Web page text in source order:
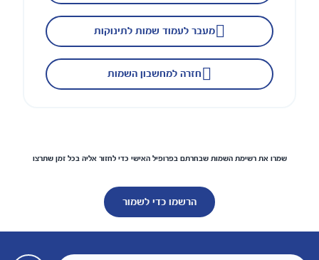
מעבר לעמוד שמות לתינוקות
חזרה למחשבון השמות
שמרו את רשימת השמות שבחרתם בפרופיל האישי כדי לחזור אליה בכל זמן שתרצו
הרשמו כדי לשמור